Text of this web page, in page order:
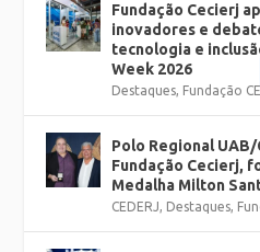
Fundação Cecierj
inovadores e
tecnologia e
Week 2026
Destaques, Fundação
Polo Regional
Fundação Cecierj,
Medalha Milton
CEDERJ, Destaques,